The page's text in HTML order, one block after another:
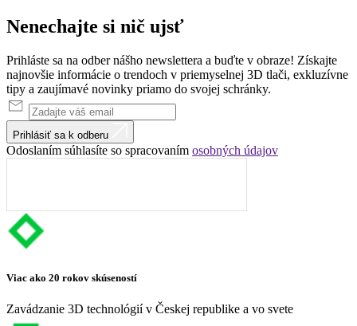
Nenechajte si nič ujsť
Prihláste sa na odber nášho newslettera a buďte v obraze! Získajte
najnovšie informácie o trendoch v priemyselnej 3D tlači, exkluzívne
tipy a zaujímavé novinky priamo do svojej schránky.
Prihlásiť sa k odberu
Odoslaním súhlasíte so spracovaním osobných údajov
Viac ako 20 rokov skúseností
Zavádzanie 3D technológií v Českej republike a vo svete